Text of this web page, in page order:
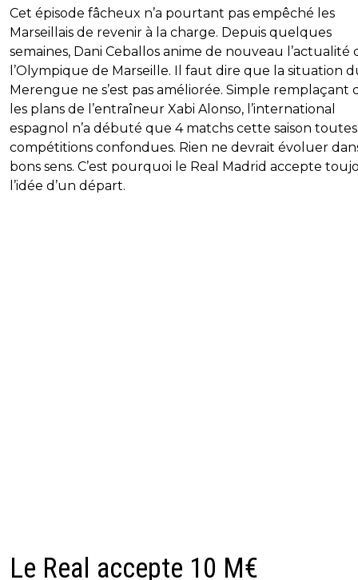
Cet épisode fâcheux n’a pourtant pas empêché les
Marseillais de revenir à la charge. Depuis quelques
semaines, Dani Ceballos anime de nouveau l’actualité
l’Olympique de Marseille. Il faut dire que la situation
Merengue ne s’est pas améliorée. Simple remplaçant
les plans de l’entraîneur Xabi Alonso, l’international
espagnol n’a débuté que 4 matchs cette saison toutes
compétitions confondues. Rien ne devrait évoluer
bons sens. C’est pourquoi le Real Madrid accepte
l’idée d’un départ.
Le Real accepte 10 M€